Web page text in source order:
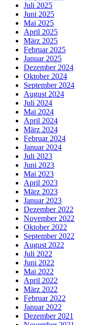
Juli 2025
Juni 2025
Mai 2025
April 2025
März 2025
Februar 2025
Januar 2025
Dezember 2024
Oktober 2024
September 2024
August 2024
Juli 2024
Mai 2024
April 2024
März 2024
Februar 2024
Januar 2024
Juli 2023
Juni 2023
Mai 2023
April 2023
März 2023
Januar 2023
Dezember 2022
November 2022
Oktober 2022
September 2022
August 2022
Juli 2022
Juni 2022
Mai 2022
April 2022
März 2022
Februar 2022
Januar 2022
Dezember 2021